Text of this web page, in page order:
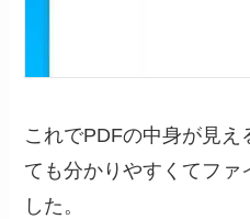
これでPDFの中身が見え
ても分かりやすくてファ
した。